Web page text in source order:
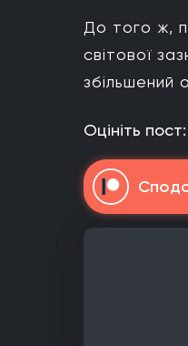
До того ж,
світової
збільшений
Оцініть пост: